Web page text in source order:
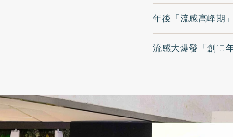
年後「流感高峰期
流感大爆發「創10